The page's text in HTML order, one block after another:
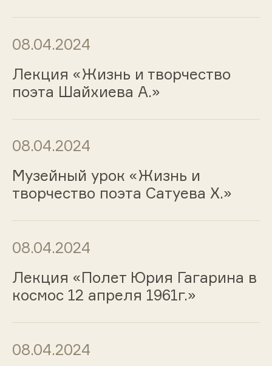
08.04.2024
Лекция «Жизнь и творчество
поэта Шайхиева А.»
08.04.2024
Музейный урок «Жизнь и
творчество поэта Сатуева Х.»
08.04.2024
Лекция «Полет Юрия Гагарина в
космос 12 апреля 1961г.»
08.04.2024